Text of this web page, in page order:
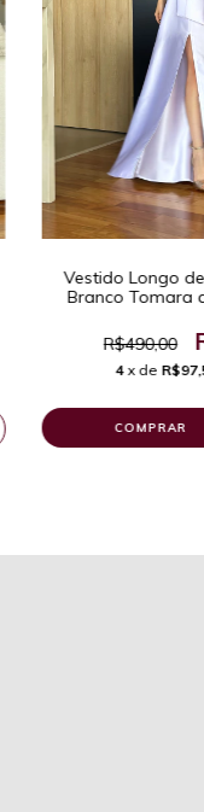
Vestido Longo
Branco Tomara
R$490,00
4 x de
COMPRAR